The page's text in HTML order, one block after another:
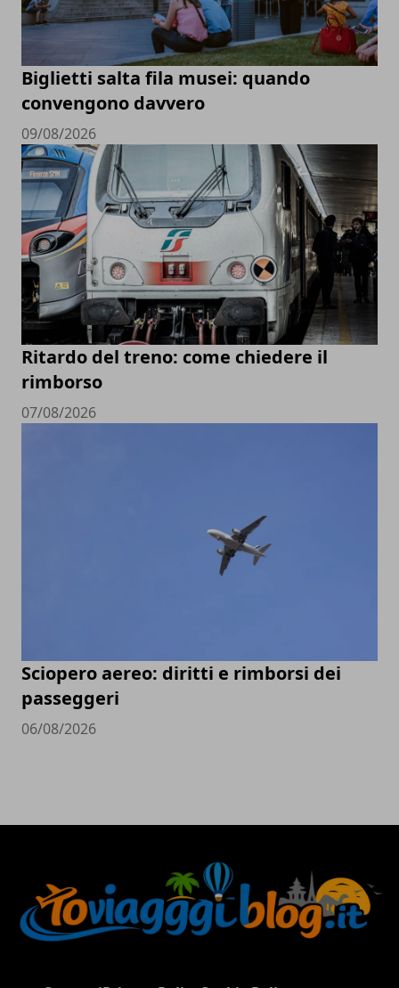
Biglietti salta fila musei: quando
convengono davvero
09/08/2026
Ritardo del treno: come chiedere il
rimborso
07/08/2026
Sciopero aereo: diritti e rimborsi dei
passeggeri
06/08/2026